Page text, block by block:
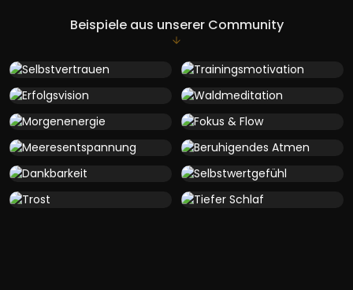
Beispiele aus unserer Community